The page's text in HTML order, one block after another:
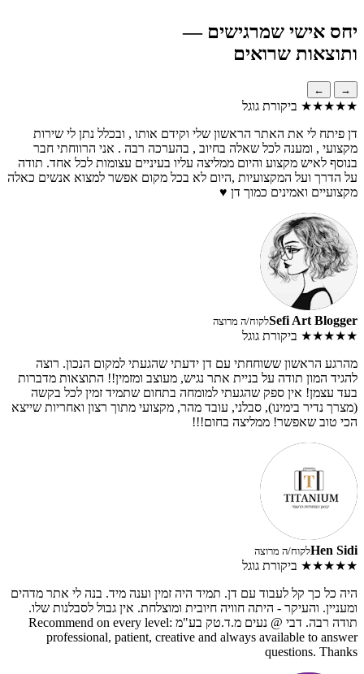
יחס אישי שמרגישים —
ותוצאות שרואים
→
←
★★★★★ ביקורת גוגל
דן פיתח לי את האתר הראשון שלי וקידם אותו , ובכלל נתן לי שירות
מקצועי , ומענה לכל שאלה בחיוב , בהערכה רבה . אני הרווחתי חבר
בנוסף לאיש מקצוע והיום ממליצה עליו בעיניים עצומות לכל אחד. תודה
על הדרך ועל המקצועיות ,היום לא בכל מקום אפשר למצוא אנשים כאלה
מקצועיים ואמינים כמוך דן ♥
Sefi Art Bloggerלקוח/ה מרוצה
★★★★★ ביקורת גוגל
מהרגע הראשון ששוחחתי עם דן ידעתי שהגעתי למקום הנכון. רוצה
להגיד המון תודה על בניית אתר נגיש, מעוצב ומזמין!! התוצאות מדברות
בעד עצמן! אין ספק שהגעתי למומחה בתחום שתמיד זמין לכל בקשה
(מצרך נדיר בימינו), סבלני, עובד מהר, מקצועי מתוך רצון ואחריות שייצא
הכי טוב שאפשר! ממליצה בחום!!!
Hen Sidiלקוח/ה מרוצה
★★★★★ ביקורת גוגל
היה כל כך קל לעבוד עם דן. תמיד היה זמין וענה מיד. בנה לי אתר מדהים
ומעניין. והעיקר - היתה חוויה חיובית ומוצלחת. אין גבול לסבלנות שלו.
תודה רבה. דבי @ נעים מ.ד.טק בע"מ Recommend on every level:
professional, patient, creative and always available to answer
questions. Thanks